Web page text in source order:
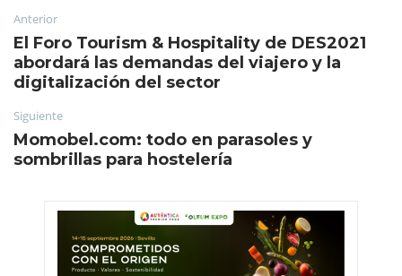
Anterior
El Foro Tourism & Hospitality de DES2021
abordará las demandas del viajero y la
digitalización del sector
Siguiente
Momobel.com: todo en parasoles y
sombrillas para hostelería